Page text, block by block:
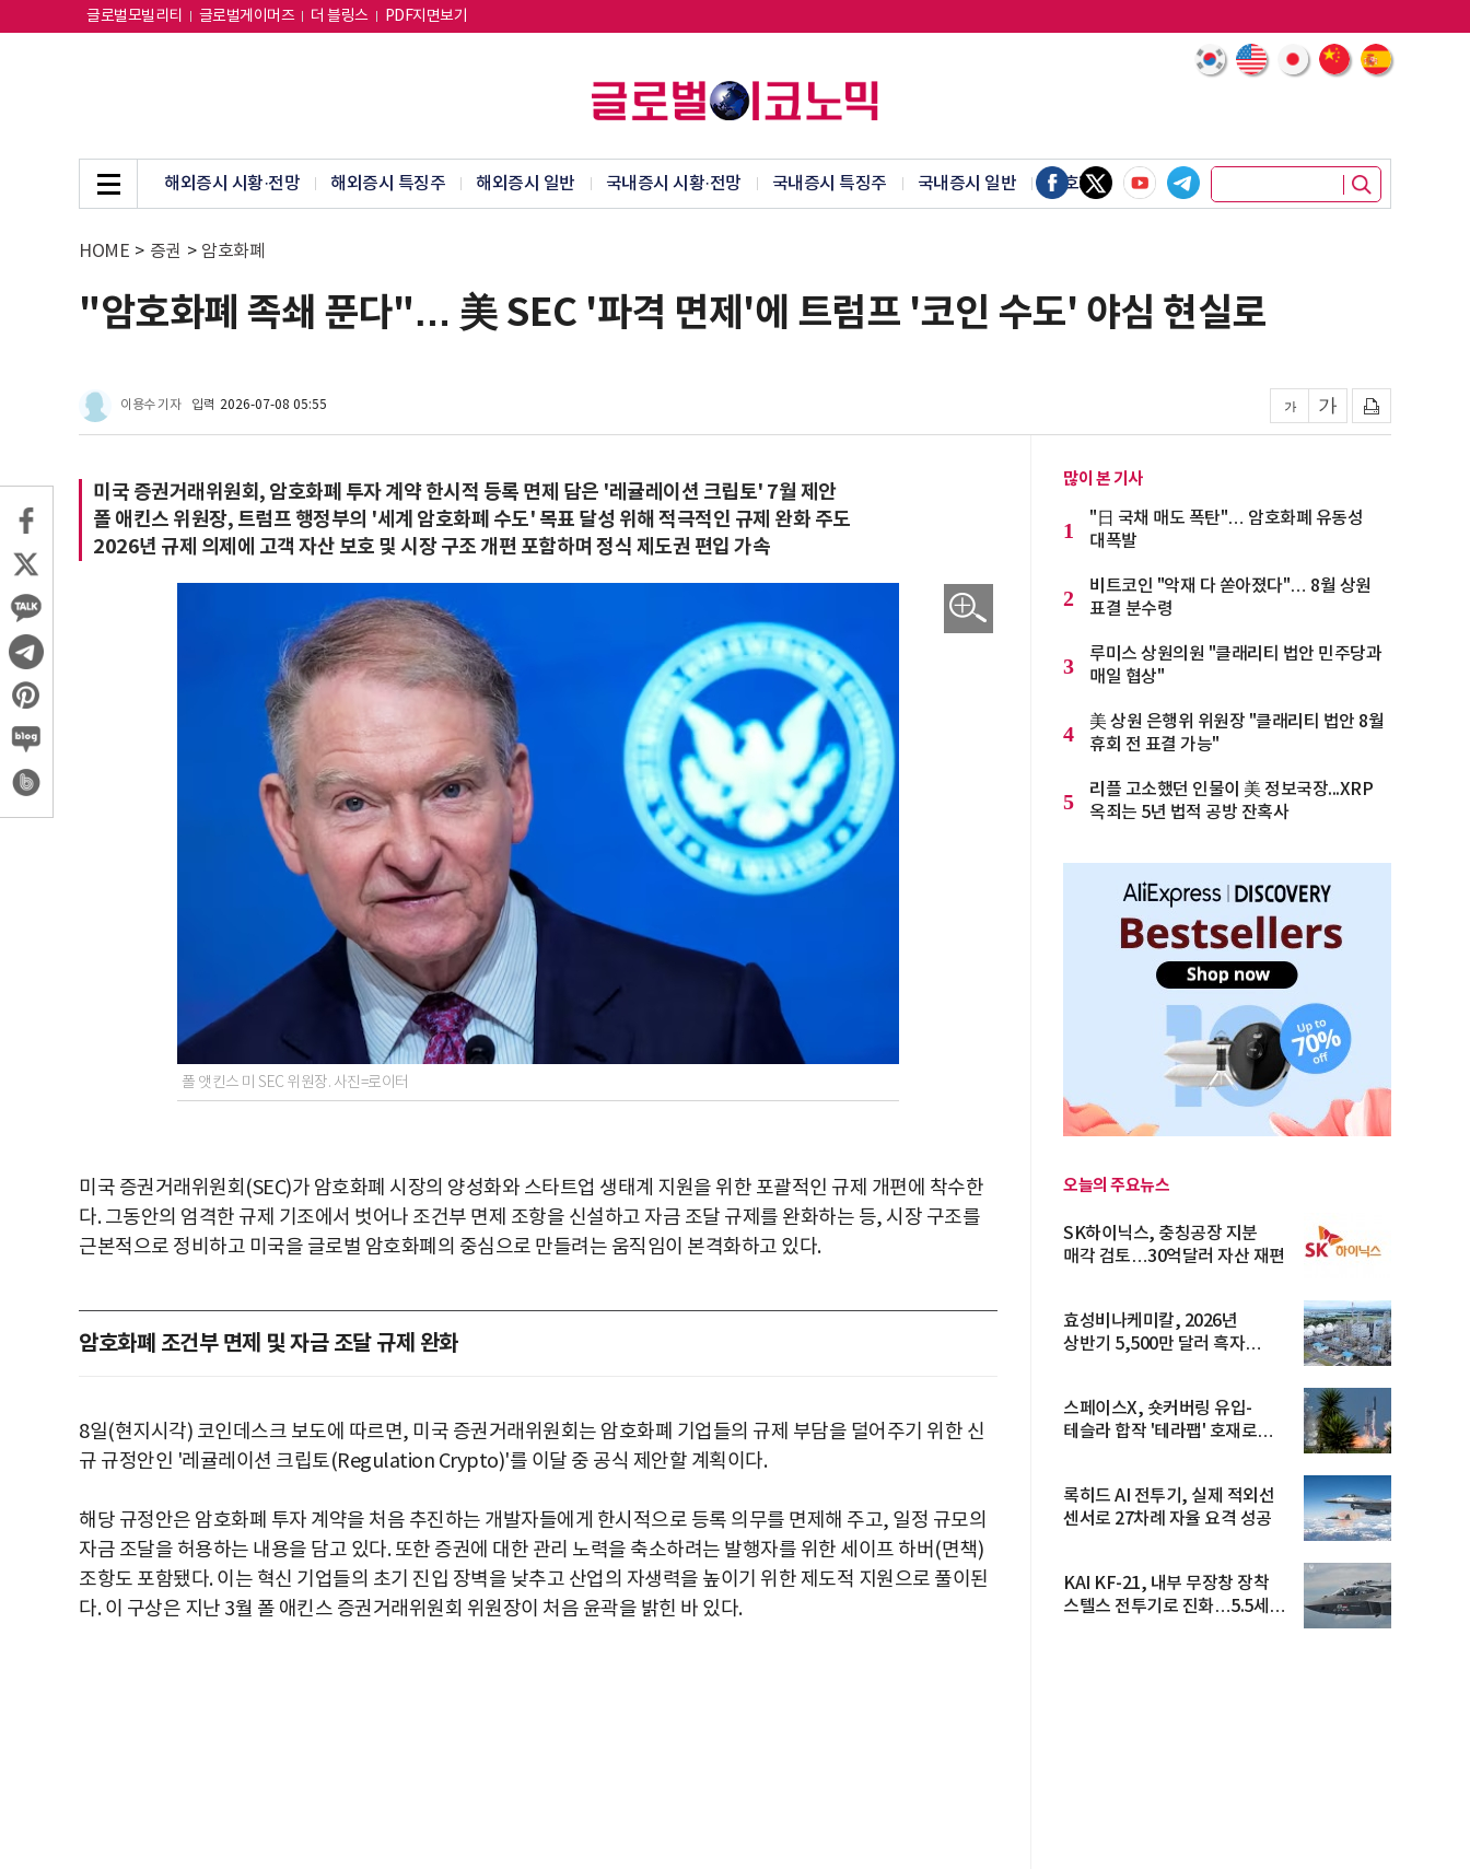
글로벌모빌리티 글로벌게이머즈 더 블링스 PDF지면보기
해외증시 시황·전망 해외증시 특징주 해외증시 일반 국내증시 시황·전망 국내증시 특징주 국내증시 일반 암호화폐
HOME > 증권 > 암호화폐
"암호화폐 족쇄 푼다"… 美 SEC '파격 면제'에 트럼프 '코인 수도' 야심 현실로
이용수 기자 입력 2026-07-08 05:55
미국 증권거래위원회, 암호화폐 투자 계약 한시적 등록 면제 담은 '레귤레이션 크립토' 7월 제안
폴 애킨스 위원장, 트럼프 행정부의 '세계 암호화폐 수도' 목표 달성 위해 적극적인 규제 완화 주도
2026년 규제 의제에 고객 자산 보호 및 시장 구조 개편 포함하며 정식 제도권 편입 가속
폴 앳킨스 미 SEC 위원장. 사진=로이터
미국 증권거래위원회(SEC)가 암호화폐 시장의 양성화와 스타트업 생태계 지원을 위한 포괄적인 규제 개편에 착수한
다. 그동안의 엄격한 규제 기조에서 벗어나 조건부 면제 조항을 신설하고 자금 조달 규제를 완화하는 등, 시장 구조를
근본적으로 정비하고 미국을 글로벌 암호화폐의 중심으로 만들려는 움직임이 본격화하고 있다.
암호화폐 조건부 면제 및 자금 조달 규제 완화
8일(현지시각) 코인데스크 보도에 따르면, 미국 증권거래위원회는 암호화폐 기업들의 규제 부담을 덜어주기 위한 신
규 규정안인 '레귤레이션 크립토(Regulation Crypto)'를 이달 중 공식 제안할 계획이다.
해당 규정안은 암호화폐 투자 계약을 처음 추진하는 개발자들에게 한시적으로 등록 의무를 면제해 주고, 일정 규모의
자금 조달을 허용하는 내용을 담고 있다. 또한 증권에 대한 관리 노력을 축소하려는 발행자를 위한 세이프 하버(면책)
조항도 포함됐다. 이는 혁신 기업들의 초기 진입 장벽을 낮추고 산업의 자생력을 높이기 위한 제도적 지원으로 풀이된
다. 이 구상은 지난 3월 폴 애킨스 증권거래위원회 위원장이 처음 윤곽을 밝힌 바 있다.
많이 본 기사
1
"日 국채 매도 폭탄"… 암호화폐 유동성
대폭발
2
비트코인 "악재 다 쏟아졌다"… 8월 상원
표결 분수령
3
루미스 상원의원 "클래리티 법안 민주당과
매일 협상"
4
美 상원 은행위 위원장 "클래리티 법안 8월
휴회 전 표결 가능"
5
리플 고소했던 인물이 美 정보국장...XRP
옥죄는 5년 법적 공방 잔혹사
오늘의 주요뉴스
SK하이닉스, 충칭공장 지분
매각 검토…30억달러 자산 재편
효성비나케미칼, 2026년
상반기 5,500만 달러 흑자
스페이스X, 숏커버링 유입-
테슬라 합작 '테라팹' 호재로
록히드 AI 전투기, 실제 적외선
센서로 27차례 자율 요격 성공
KAI KF-21, 내부 무장창 장착
스텔스 전투기로 진화…5.5세대